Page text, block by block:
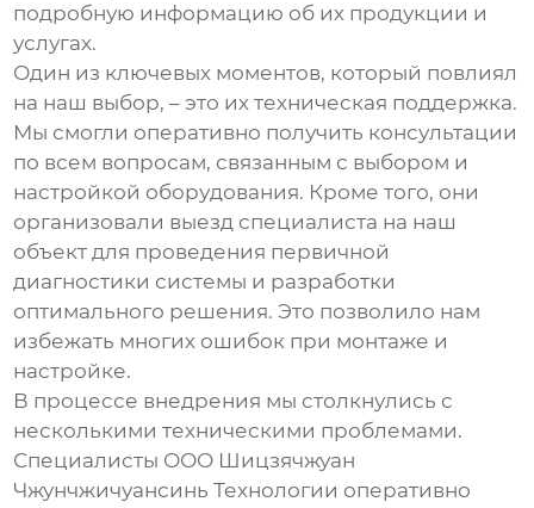
подробную информацию об их продукции и
услугах.
Один из ключевых моментов, который повлиял
на наш выбор, – это их техническая поддержка.
Мы смогли оперативно получить консультации
по всем вопросам, связанным с выбором и
настройкой оборудования. Кроме того, они
организовали выезд специалиста на наш
объект для проведения первичной
диагностики системы и разработки
оптимального решения. Это позволило нам
избежать многих ошибок при монтаже и
настройке.
В процессе внедрения мы столкнулись с
несколькими техническими проблемами.
Специалисты ООО Шицзячжуан
Чжунчжичуансинь Технологии оперативно